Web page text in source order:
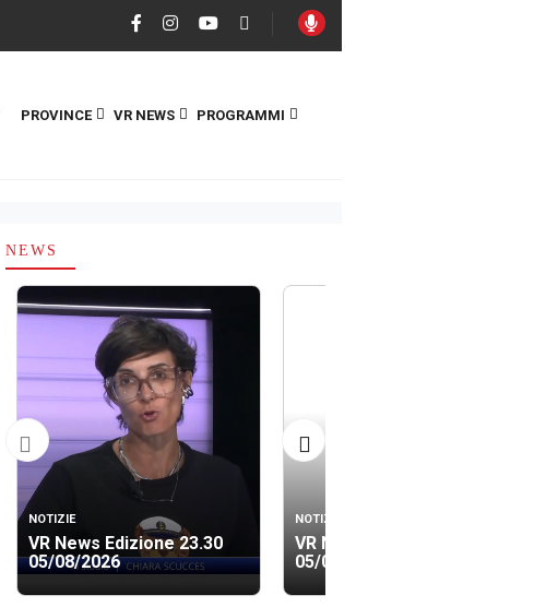
PROVINCE VR NEWS PROGRAMMI
NEWS
NOTIZIE
VR News Edizione 23.30
05/08/2026
NOTIZIE
VR News Edizione 19.40
05/08/2026